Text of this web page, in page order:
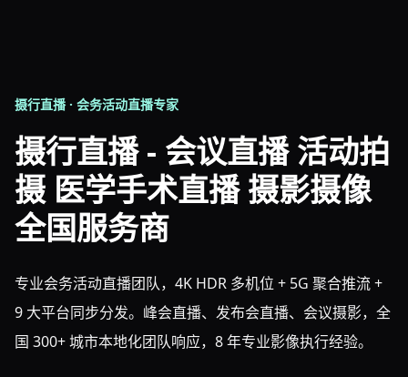
摄行直播 · 会务活动直播专家
摄行直播 - 会议直播 活动拍
摄 医学手术直播 摄影摄像
全国服务商
专业会务活动直播团队，4K HDR 多机位 + 5G 聚合推流 +
9 大平台同步分发。峰会直播、发布会直播、会议摄影，全
国 300+ 城市本地化团队响应，8 年专业影像执行经验。